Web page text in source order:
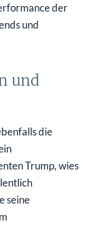
der
und
und
die
Trump, wies
seine